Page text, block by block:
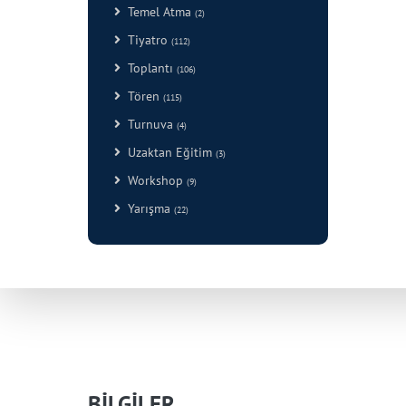
Temel Atma (2)
Tiyatro (112)
Toplantı (106)
Tören (115)
Turnuva (4)
Uzaktan Eğitim (3)
Workshop (9)
Yarışma (22)